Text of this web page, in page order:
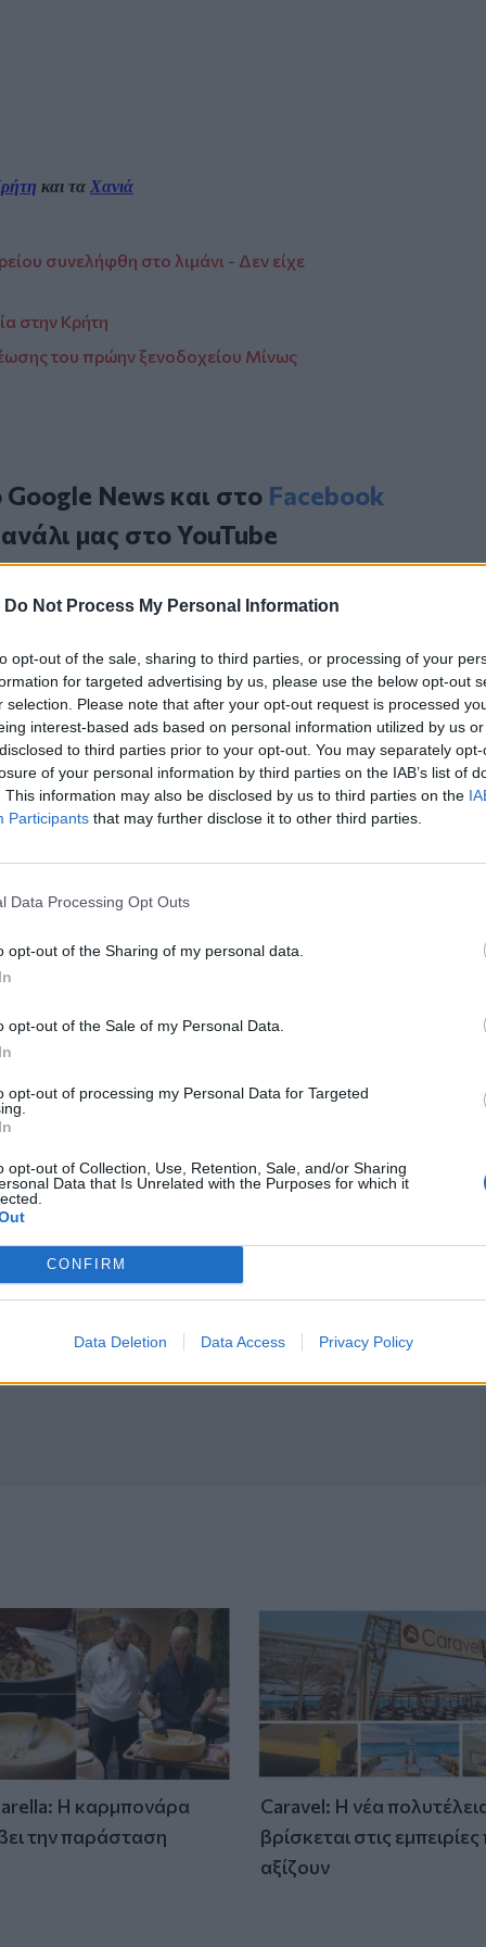
Do Not Process My Personal Information
opt-out of the sale, sharing to third parties, or processing of your
for targeted advertising by us, please use the below opt-out
selection. Please note that after your opt-out request is processed
interest-based ads based on personal information utilized by us
to third parties prior to your opt-out. You may separately
of your personal information by third parties on the IAB’s list of
This information may also be disclosed by us to third parties on the
Participants that may further disclose it to other third parties.
Data Processing Opt Outs
opt-out of the Sharing of my personal data.
opt-out of the Sale of my Personal Data.
opt-out of processing my Personal Data for Targeted
opt-out of Collection, Use, Retention, Sale, and/or Sharing
Data that Is Unrelated with the Purposes for which it
CONFIRM
Data Deletion Data Access Privacy Policy
και τα Χανιά
συνελήφθη στο λιμάνι - Δεν είχε
στην Κρήτη
του πρώην ξενοδοχείου Μίνως
Google Newsκαι στο Facebook
μας στοYouTube
TAGS
Πυροσβεστική
ΕΊΔΗΣΗ
από δύσβατο σημείοΆγιος Νικόλαος: Πρόσκληση
συμμετοχής στα «Κρητικά
Μαγειρέματα»
της κυκλοφορίας
και παρεμπόδιση της κυκλοφορίας
Ρέθυμνο: Μήνυμα αισιοδοξίας από τον τουρισμό μετά
Ρέθυμνο: Μήνυμα αισιοδοξίας από
Ρέθυμνο: Μήνυμα αισιοδοξίας
πυρκαγιές στο νότο
Η καρμπονάρα
την παράσταση
Caravel: Η νέα
βρίσκεται στις
αξίζουν